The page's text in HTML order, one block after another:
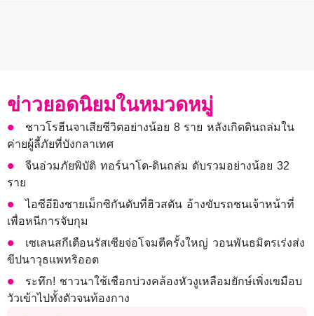
ข่าวยอดนิยมในหมวดหมู่
ชาวโรฮีนจาเสียชีวิตอย่างน้อย 8 ราย หลังเกิดดินถล่มใน
ค่ายผู้ลี้ภัยที่บังกลาเทศ
จีนอ่วมภัยพิบัติ ทอร์นาโด-ดินถล่ม ดับรวมอย่างน้อย 32
ราย
ไอซีอียิงชายเม็กซิกันดับที่ฮิวสตัน อ้างขับรถชนเจ้าหน้าที่
เพื่อหนีการจับกุม
เซเลนสกีเตือนรัสเซียจ่อโจมตีครั้งใหญ่ วอนพันธมิตรเร่งส่ง
ขีปนาวุธแพทริออต
ระทึก! ชาวนาใช้เชือกบ่วงคล้องหัวงูเหลือมยักษ์เพิ่งเขมือบ
วัวเข้าไปทั้งตัวจนท้องกาง